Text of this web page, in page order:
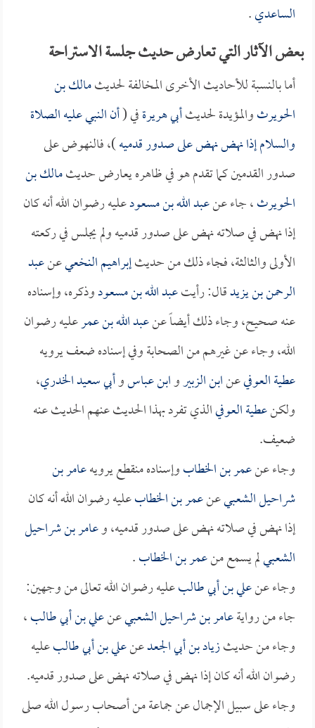
الساعدي.
بعض الآثار التي تعارض حديث جلسة الاستراحة
أما بالنسبة للأحاديث الأخرى المخالفة لحديثمالك بن
الحويرثوالمؤيدة لحديثأبي هريرةفي (أن النبي عليه الصلاة
والسلام إذا نهض نهض على صدور قدميه)، فالنهوض على
صدور القدمين كما تقدم هو في ظاهره يعارض حديثمالك بن
الحويرث، جاء عنعبد الله بن مسعودعليه رضوان الله أنه كان
إذا نهض في صلاته نهض على صدور قدميه ولم يجلس في ركعته
الأولى والثالثة، فجاء ذلك من حديثإبراهيم النخعيعنعبد
الرحمن بن يزيدقال: رأيتعبد الله بن مسعودوذكره، وإسناده
عنه صحيح، وجاء ذلك أيضاً عنعبد الله بن عمرعليه رضوان
الله، وجاء عن غيرهم من الصحابة وفي إسناده ضعف يرويه
عطية العوفيعنابن الزبيروابن عباسوأبي سعيد الخدري،
ولكنعطية العوفيالذي تفرد بهذا الحديث عنهم الحديث عنه
ضعيف.
وجاء عنعمر بن الخطابوإسناده منقطع يرويهعامر بن
شراحيل الشعبيعنعمر بن الخطابعليه رضوان الله أنه كان
إذا نهض في صلاته نهض على صدور قدميه، وعامر بن شراحيل
الشعبيلم يسمع منعمر بن الخطاب.
وجاء عنعلي بن أبي طالبعليه رضوان الله تعالى من وجهين:
جاء من روايةعامر بن شراحيل الشعبيعنعلي بن أبي طالب،
وجاء من حديثزياد بن أبي الجعدعنعلي بن أبي طالبعليه
رضوان الله أنه كان إذا نهض في صلاته نهض على صدور قدميه.
وجاء على سبيل الإجمال عن جماعة من أصحاب رسول الله صلى